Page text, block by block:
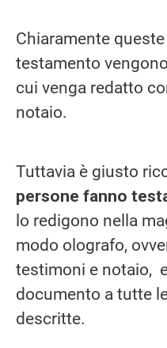
Chiaramente
testamento
cui venga redatto
notaio.
Tuttavia è giusto
persone fanno
lo redigono nella
modo olografo,
testimoni e notaio,
documento a tutte
descritte.